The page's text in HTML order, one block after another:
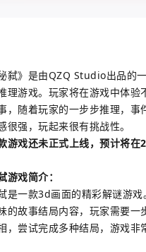
弑》是由QZQ Studio出品的
理游戏。玩家将在游戏中体验
，随着玩家的一步步推理，事
很强，玩起来很有挑战性。
游戏还未正式上线，预计将在
游戏简介：
是一款3d画面的精彩解谜游
的故事结局内容，玩家需要一
，尝试完成多种结局，游戏非